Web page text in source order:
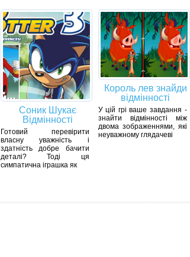
Соник Шукає
Відмінності
Готовий перевірити
власну уважність і
здатність добре бачити
деталі? Тоді ця
симпатична іграшка як
Король лев знайди
відмінності
У цій грі ваше завдання -
знайти відмінності між
двома зображеннями, які
неуважному глядачеві